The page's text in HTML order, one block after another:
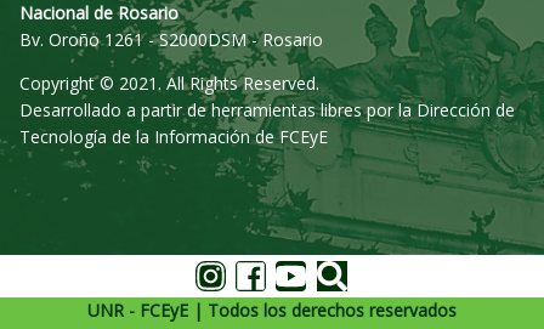
Nacional de Rosario
Bv. Oroño 1261 - S2000DSM - Rosario
Copyright © 2021. All Rights Reserved.
Desarrollado a partir de herramientas libres por la Dirección de
Tecnología de la Información de FCEyE
UNR - FCEyE | Todos los derechos reservados